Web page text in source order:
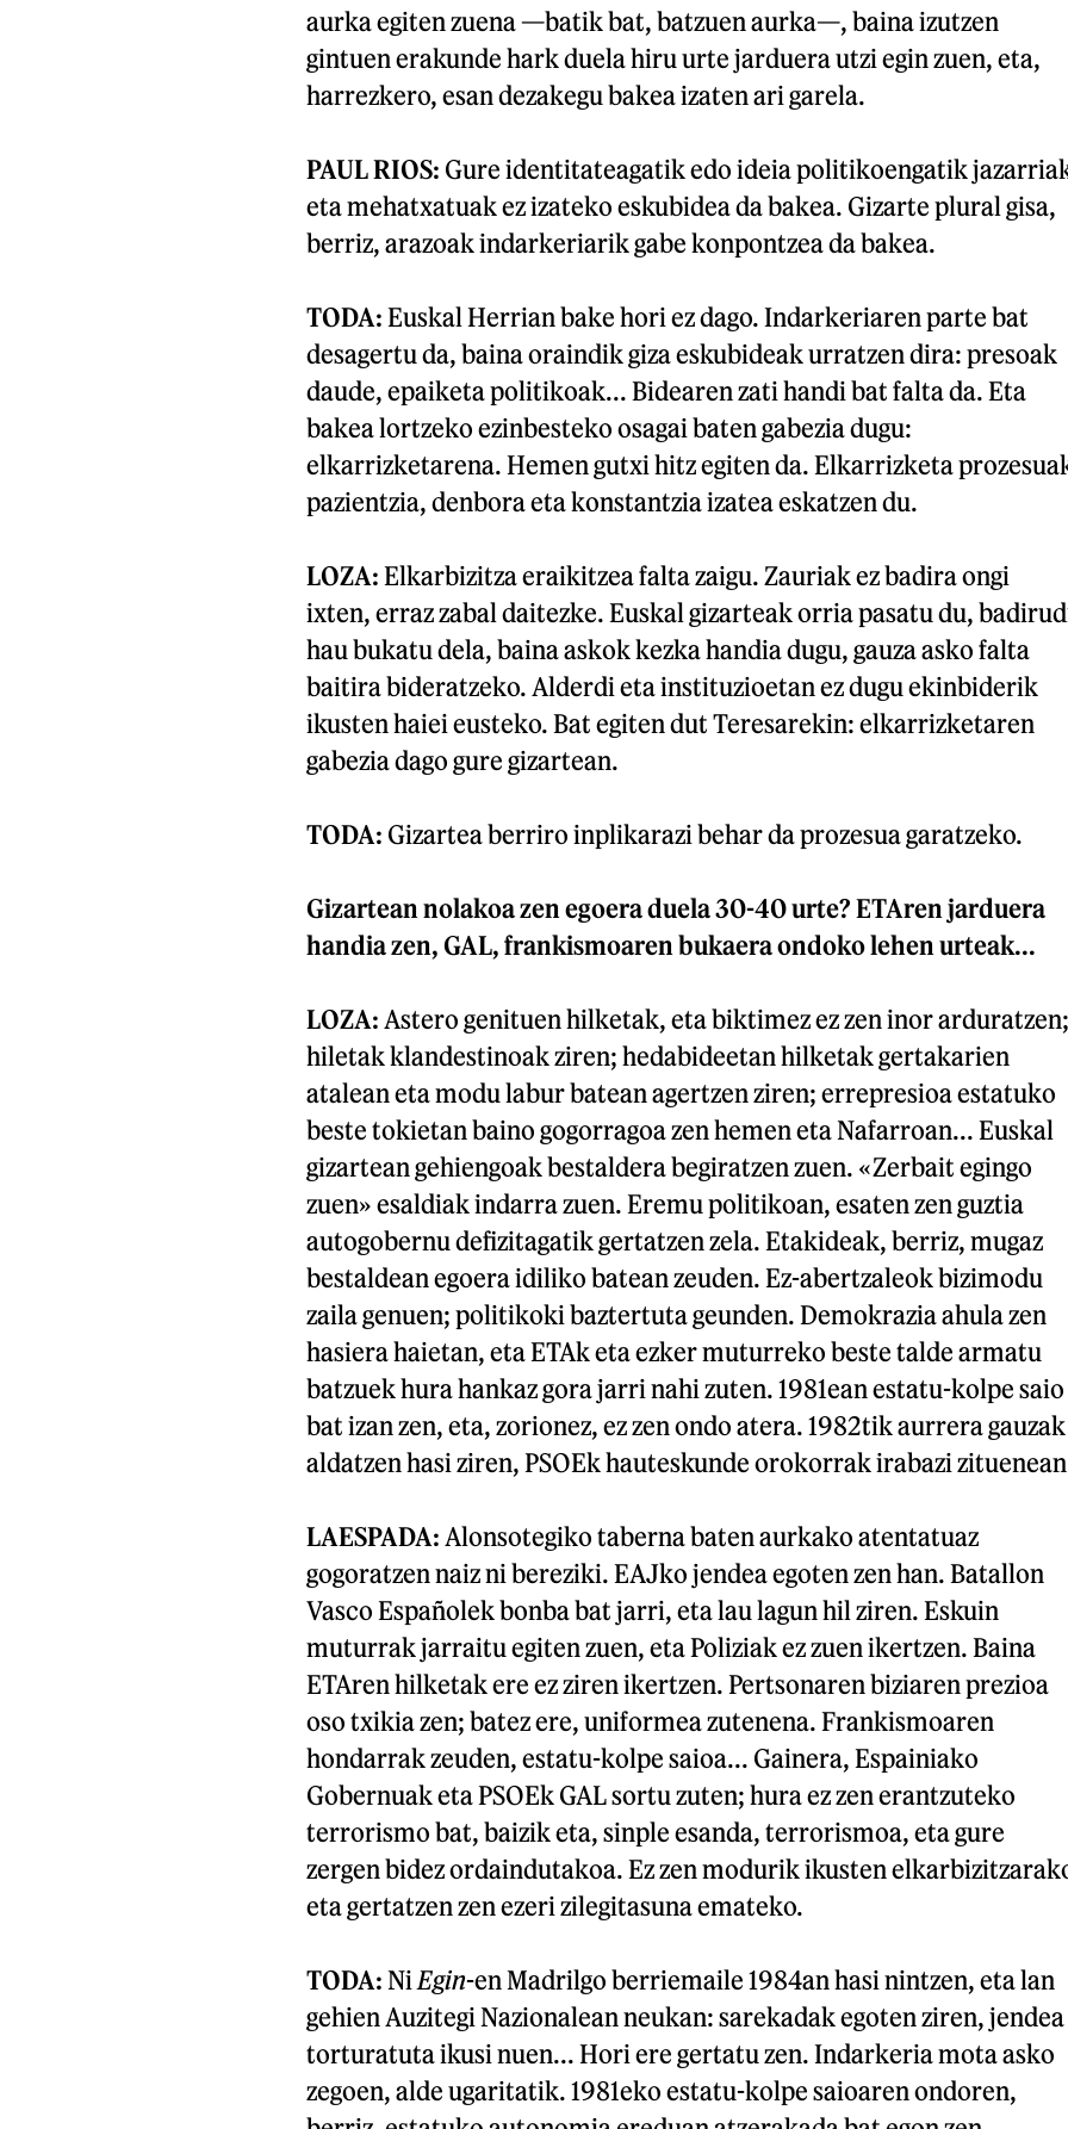
aurka egiten zuena —batik bat, batzuen aurka—, baina izutzen
gintuen erakunde hark duela hiru urte jarduera utzi egin zuen, eta,
harrezkero, esan dezakegu bakea izaten ari garela.
PAUL RIOS: Gure identitateagatik edo ideia politikoengatik
eta mehatxatuak ez izateko eskubidea da bakea. Gizarte plural gisa,
berriz, arazoak indarkeriarik gabe konpontzea da bakea.
TODA: Euskal Herrian bake hori ez dago. Indarkeriaren parte bat
desagertu da, baina oraindik giza eskubideak urratzen dira: presoak
daude, epaiketa politikoak... Bidearen zati handi bat falta da. Eta
bakea lortzeko ezinbesteko osagai baten gabezia dugu:
elkarrizketarena. Hemen gutxi hitz egiten da. Elkarrizketa
pazientzia, denbora eta konstantzia izatea eskatzen du.
LOZA: Elkarbizitza eraikitzea falta zaigu. Zauriak ez badira ongi
ixten, erraz zabal daitezke. Euskal gizarteak orria pasatu du,
hau bukatu dela, baina askok kezka handia dugu, gauza asko falta
baitira bideratzeko. Alderdi eta instituzioetan ez dugu ekinbiderik
ikusten haiei eusteko. Bat egiten dut Teresarekin: elkarrizketaren
gabezia dago gure gizartean.
TODA: Gizartea berriro inplikarazi behar da prozesua garatzeko.
Gizartean nolakoa zen egoera duela 30-40 urte? ETAren jarduera
handia zen, GAL, frankismoaren bukaera ondoko lehen urteak...
LOZA: Astero genituen hilketak, eta biktimez ez zen inor arduratzen;
hiletak klandestinoak ziren; hedabideetan hilketak gertakarien
atalean eta modu labur batean agertzen ziren; errepresioa estatuko
beste tokietan baino gogorragoa zen hemen eta Nafarroan... Euskal
gizartean gehiengoak bestaldera begiratzen zuen. «Zerbait egingo
zuen» esaldiak indarra zuen. Eremu politikoan, esaten zen guztia
autogobernu defizitagatik gertatzen zela. Etakideak, berriz, mugaz
bestaldean egoera idiliko batean zeuden. Ez-abertzaleok bizimodu
zaila genuen; politikoki baztertuta geunden. Demokrazia ahula zen
hasiera haietan, eta ETAk eta ezker muturreko beste talde armatu
batzuek hura hankaz gora jarri nahi zuten. 1981ean estatu-kolpe saio
bat izan zen, eta, zorionez, ez zen ondo atera. 1982tik aurrera gauzak
aldatzen hasi ziren, PSOEk hauteskunde orokorrak irabazi
LAESPADA: Alonsotegiko taberna baten aurkako atentatuaz
gogoratzen naiz ni bereziki. EAJko jendea egoten zen han. Batallon
Vasco Españolek bonba bat jarri, eta lau lagun hil ziren. Eskuin
muturrak jarraitu egiten zuen, eta Poliziak ez zuen ikertzen. Baina
ETAren hilketak ere ez ziren ikertzen. Pertsonaren biziaren prezioa
oso txikia zen; batez ere, uniformea zutenena. Frankismoaren
hondarrak zeuden, estatu-kolpe saioa... Gainera, Espainiako
Gobernuak eta PSOEk GAL sortu zuten; hura ez zen erantzuteko
terrorismo bat, baizik eta, sinple esanda, terrorismoa, eta gure
zergen bidez ordaindutakoa. Ez zen modurik ikusten
eta gertatzen zen ezeri zilegitasuna emateko.
TODA: Ni Egin-en Madrilgo berriemaile 1984an hasi nintzen, eta lan
gehien Auzitegi Nazionalean neukan: sarekadak egoten ziren, jendea
torturatuta ikusi nuen... Hori ere gertatu zen. Indarkeria mota asko
zegoen, alde ugaritatik. 1981eko estatu-kolpe saioaren ondoren,